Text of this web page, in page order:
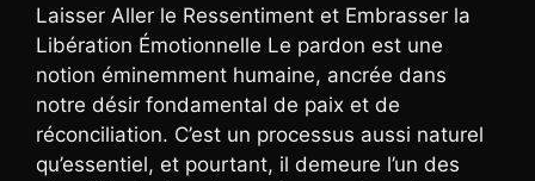
Laisser Aller le Ressentiment et Embrasser la
Libération Émotionnelle Le pardon est une
notion éminemment humaine, ancrée dans
notre désir fondamental de paix et de
réconciliation. C’est un processus aussi naturel
qu’essentiel, et pourtant, il demeure l’un des